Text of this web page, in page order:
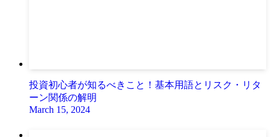
投資初心者が知るべきこと！基本用語とリスク・リタ
ーン関係の解明
March 15, 2024